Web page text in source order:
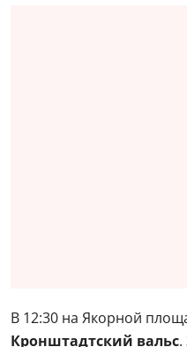
В 12:30 на Якорной
Кронштадтский вальс